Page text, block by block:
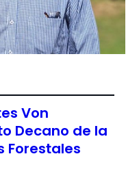
Von
Decano de la
Forestales